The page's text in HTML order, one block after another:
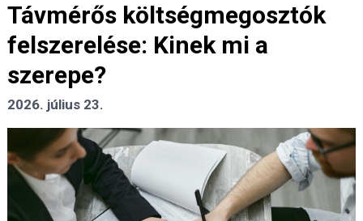
Távmérős költségmegosztók
felszerelése: Kinek mi a
szerepe?
2026. július 23.